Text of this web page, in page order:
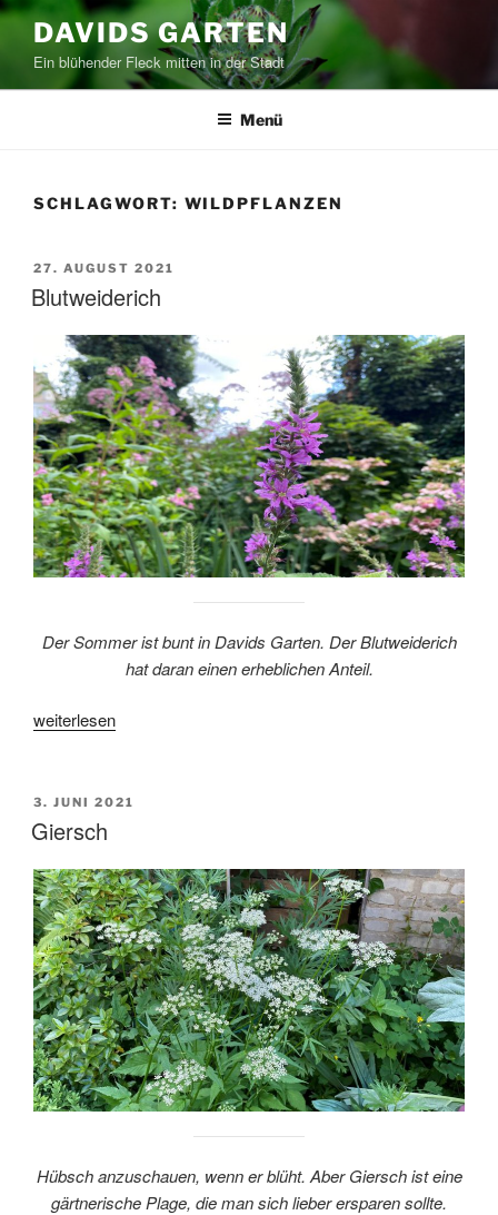
Zum
Inhalt
springen
DAVIDS GARTEN
Ein blühender Fleck mitten in der Stadt
Menü
SCHLAGWORT: WILDPFLANZEN
VERÖFFENTLICHT
AM
27. AUGUST 2021
Blutweiderich
Der Sommer ist bunt in Davids Garten. Der Blutweiderich
hat daran einen erheblichen Anteil.
„Blutweiderich“
weiterlesen
VERÖFFENTLICHT
AM
3. JUNI 2021
Giersch
Hübsch anzuschauen, wenn er blüht. Aber Giersch ist eine
gärtnerische Plage, die man sich lieber ersparen sollte.